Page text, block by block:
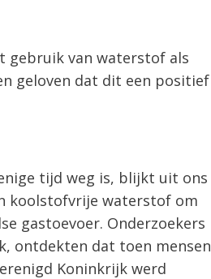
gebruik van waterstof als
geloven dat dit een positief
tijd weg is, blijkt uit ons
koolstofvrije waterstof om
gastoevoer. Onderzoekers
ontdekten dat toen mensen
Koninkrijk werd